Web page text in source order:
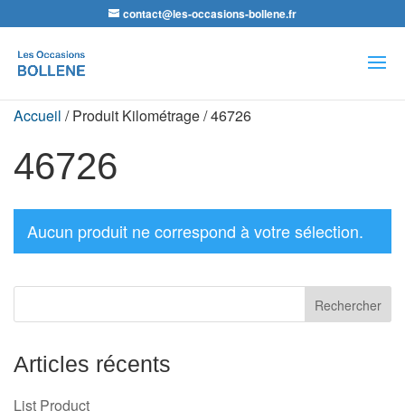
contact@les-occasions-bollene.fr
de
produits
Accueil / Produit Kilométrage / 46726
46726
Aucun produit ne correspond à votre sélection.
Articles récents
List Product